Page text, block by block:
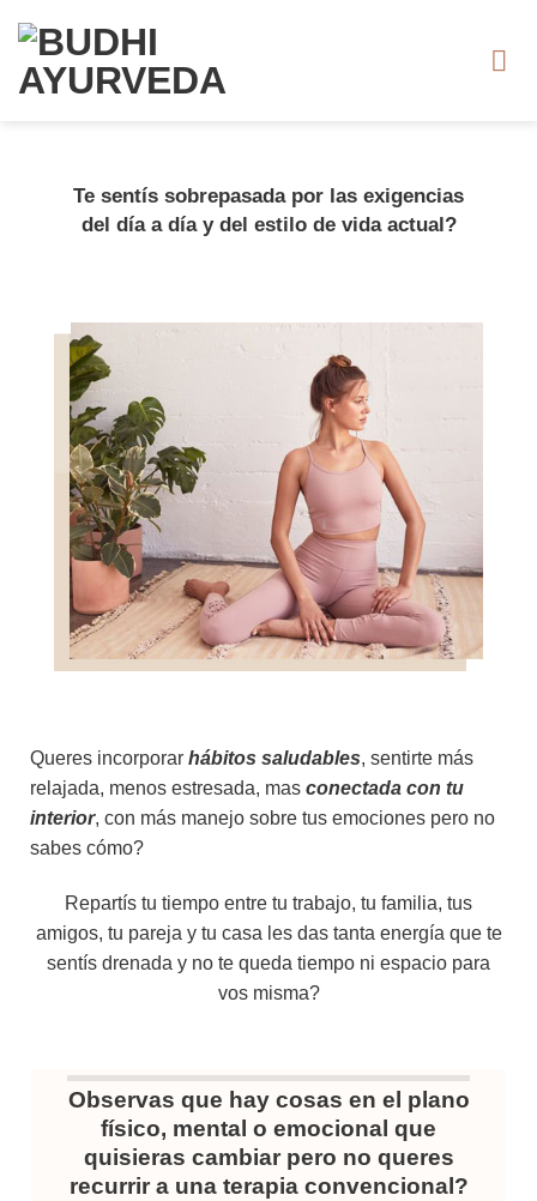
contenido
Te sentís sobrepasada por las exigencias
del día a día y del estilo de vida actual?
Queres incorporar hábitos saludables, sentirte más
relajada, menos estresada, mas conectada con tu
interior, con más manejo sobre tus emociones pero no
sabes cómo?
Repartís tu tiempo entre tu trabajo, tu familia, tus
amigos, tu pareja y tu casa les das tanta energía que te
sentís drenada y no te queda tiempo ni espacio para
vos misma?
Observas que hay cosas en el plano
físico, mental o emocional que
quisieras cambiar pero no queres
recurrir a una terapia convencional?